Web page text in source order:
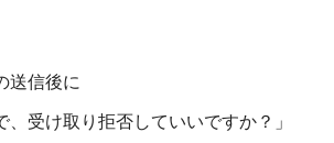
送信後に
、受け取り拒否していいですか？」